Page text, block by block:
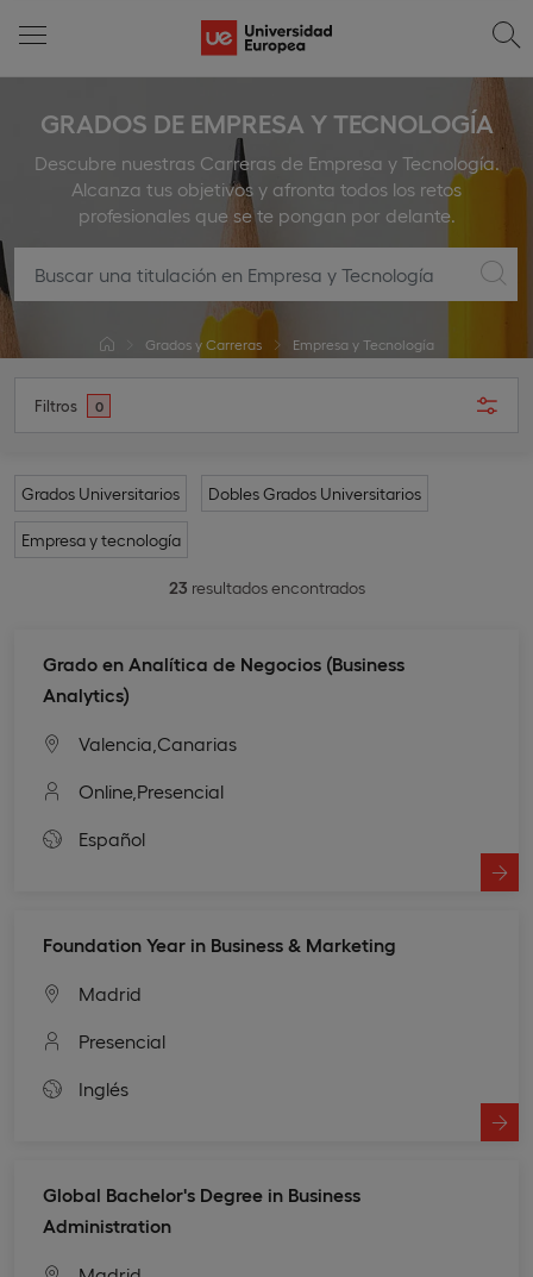
GRADOS DE EMPRESA Y TECNOLOGÍA
Descubre nuestras Carreras de Empresa y Tecnología.
Alcanza tus objetivos y afronta todos los retos
profesionales que se te pongan por delante.
Grados y Carreras Empresa y Tecnología
Filtros 0
Grados Universitarios Dobles Grados Universitarios
Empresa y tecnología
23 resultados encontrados
Grado en Analítica de Negocios (Business
Analytics)
Valencia, Canarias
Online, Presencial
Español
Foundation Year in Business & Marketing
Madrid
Presencial
Inglés
Global Bachelor's Degree in Business
Administration